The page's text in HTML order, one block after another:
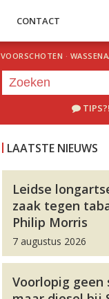
CONTACT
VOORSCHOTEN ·
TIPS?!
LAATSTE NIEUWS
Leidse
zaak tegen
Philip Morris
7 augustus 2026
Voorlopig geen